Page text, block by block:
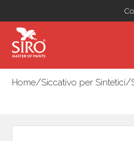
Home/Siccativo per Sintetici/